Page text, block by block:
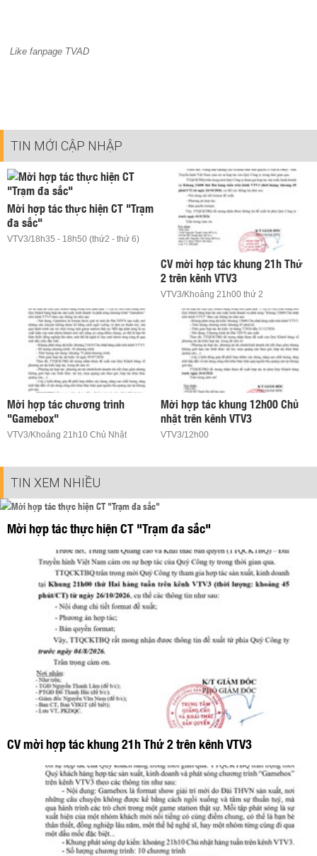
Like fanpage TVAD
TIN MỚI CẬP NHẬP
Mời hợp tác thực hiện CT "Trạm
đa sắc"
VTV3/18h35 - 18h50 (thứ2 - thứ 6)
CV mời hợp tác khung 21h Thứ
2 trên kênh VTV3
VTV3/Khoảng 21h00 thứ 2
Mời hợp tác chương trình
"Gamebox"
VTV3/Khoảng 21h10 Chủ Nhật
Mời hợp tác khung 12h00 Chủ
nhật trên kênh VTV3
VTV3/12h00
TIN XEM NHIỀU
Mời hợp tác thực hiện CT "Trạm đa sắc"
CV mời hợp tác khung 21h Thứ 2 trên kênh VTV3